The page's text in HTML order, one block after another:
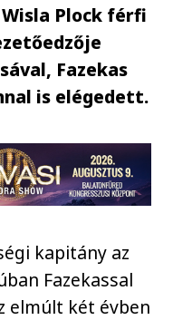
Plock férfi
Fazekas
is elégedett.
kapitány az
Fazekassal
elmúlt két évben